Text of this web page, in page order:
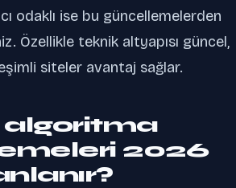
odaklı ise bu güncellemelerden
Özellikle teknik altyapısı güncel,
siteler avantaj sağlar.
algoritma
2026